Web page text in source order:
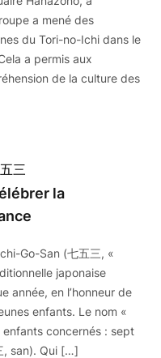
a mené des
du Tori-no-Ichi dans le
a permis aux
de la culture des
la
Go-San (七五三, «
japonaise
année, en l’honneur de
enfants. Le nom «
enfants concernés : sept
, san). Qui […]